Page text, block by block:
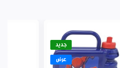
جديد
عرض